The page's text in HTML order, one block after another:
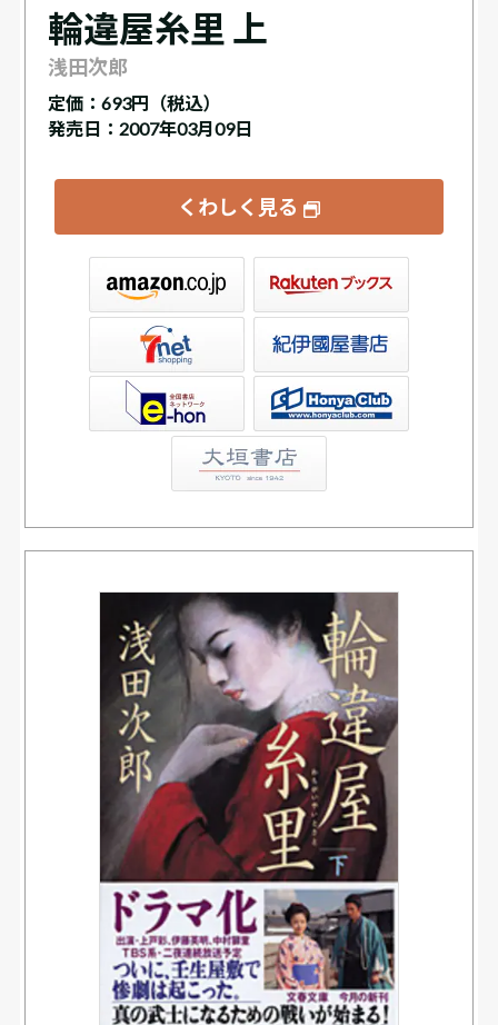
輪違屋糸里 上
浅田次郎
定価： 693円（税込）
発売日：2007年03月09日
くわしく見る
書店ウェブストア